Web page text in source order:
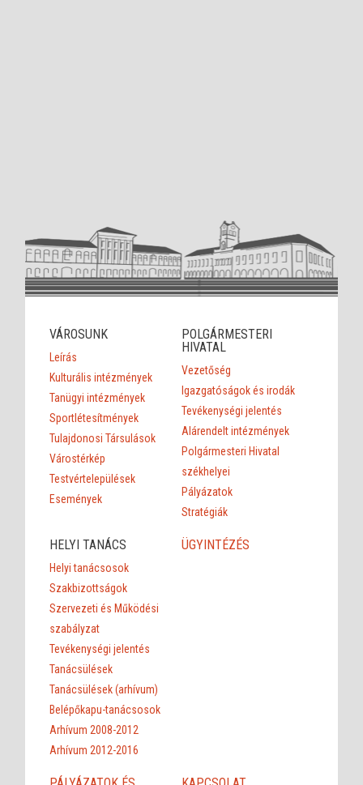
VÁROSUNK
Leírás
Kulturális intézmények
Tanügyi intézmények
Sportlétesítmények
Tulajdonosi Társulások
Várostérkép
Testvértelepülések
Események
POLGÁRMESTERI
HIVATAL
Vezetőség
Igazgatóságok és irodák
Tevékenységi jelentés
Alárendelt intézmények
Polgármesteri Hivatal
székhelyei
Pályázatok
Stratégiák
HELYI TANÁCS
Helyi tanácsosok
Szakbizottságok
Szervezeti és Működési
szabályzat
Tevékenységi jelentés
Tanácsülések
Tanácsülések (arhívum)
Belépőkapu-tanácsosok
Arhívum 2008-2012
Arhívum 2012-2016
ÜGYINTÉZÉS